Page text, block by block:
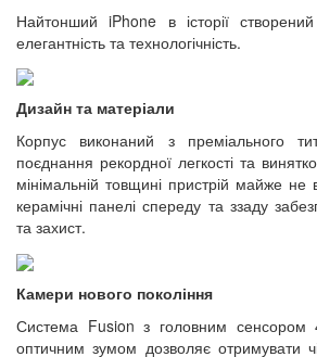
Найтонший iPhone в історії
елегантність та технологічність.
Дизайн та матеріали
Корпус виконаний з преміального
поєднання рекордної легкості та
мінімальній товщині пристрій майже не
керамічні панелі спереду та ззаду
та захист.
Камери нового покоління
Система Fusion з головним
оптичним зумом дозволяє отримувати